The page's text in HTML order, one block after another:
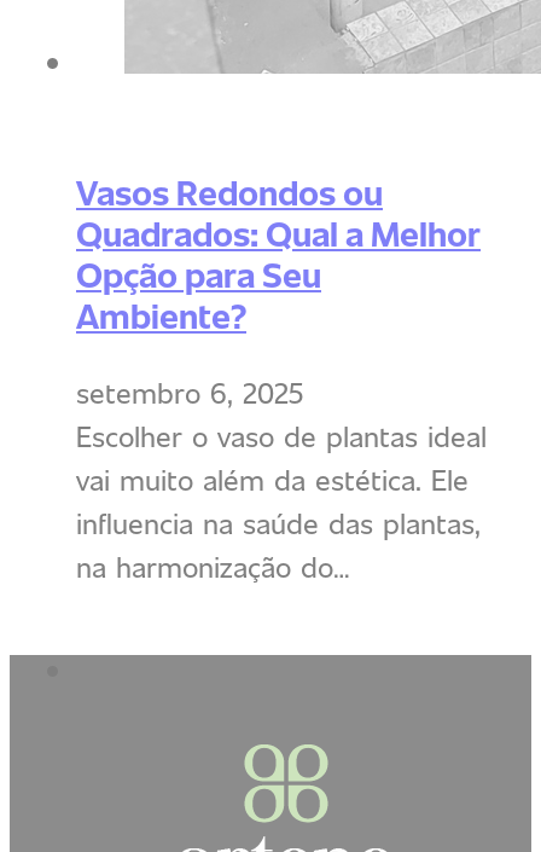
Vasos Redondos ou
Quadrados: Qual a Melhor
Opção para Seu
Ambiente?
setembro 6, 2025
Escolher o vaso de plantas ideal
vai muito além da estética. Ele
influencia na saúde das plantas,
na harmonização do…